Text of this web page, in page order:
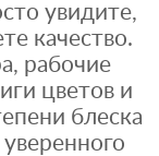
увидите,
качество.
рабочие
цветов и
блеска